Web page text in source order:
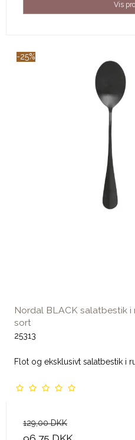
Vis
-25%
Nordal BLACK salatbestik
sort
25313
Flot og eksklusivt salatbestik i
129,00 DKK